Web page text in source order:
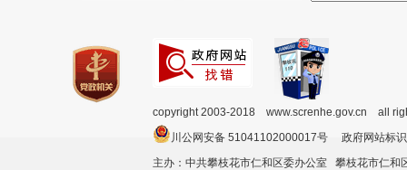
copyright 2003-2018 www.screnhe.gov.cn all
川公网安备 51041102000017号 政府网站
主办：中共攀枝花市仁和区委办公室 攀枝花市仁